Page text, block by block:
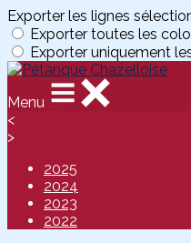
Exporter les lignes
Exporter toutes les
Exporter uniquement
Menu
<
>
2025
2024
2023
2022